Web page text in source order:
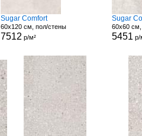
Sugar Comfort
60x120 см, пол/стены
7512 р/м²
Sugar
60x60
5451 р/